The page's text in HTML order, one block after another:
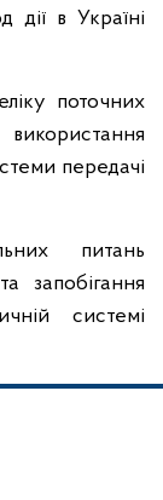
дії в Україні
поточних
передачі
питань
запобігання
системі